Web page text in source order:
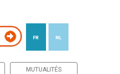
FR NL
MUTUALITÉS